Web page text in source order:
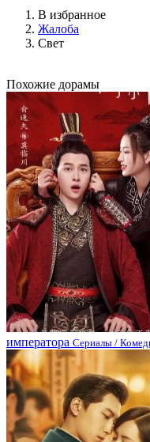
В избранное
Жалоба
Свет
Похожие дорамы
императора Сериалы /